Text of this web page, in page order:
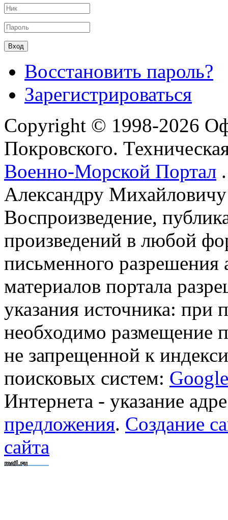
Восстановить пароль?
Зарегистрироваться
Copyright © 1998-2026
Покровского.
Военно-Морской Портал
Александру
Воспроизведение,
произведений в любой
письменного разрешения
материалов портала
указания источника: при
необходимо размещение
не запрещенной к
поисковых систем: Google
Интернета - указание
предложения. Создание
сайта